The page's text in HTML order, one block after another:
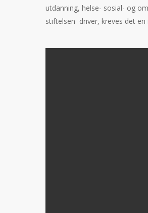
utdanning, helse- sosial- og
stiftelsen driver, kreves det